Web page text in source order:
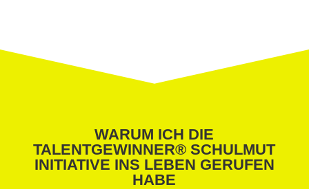
WARUM ICH DIE
TALENTGEWINNER® SCHULMUT
INITIATIVE INS LEBEN GERUFEN
HABE